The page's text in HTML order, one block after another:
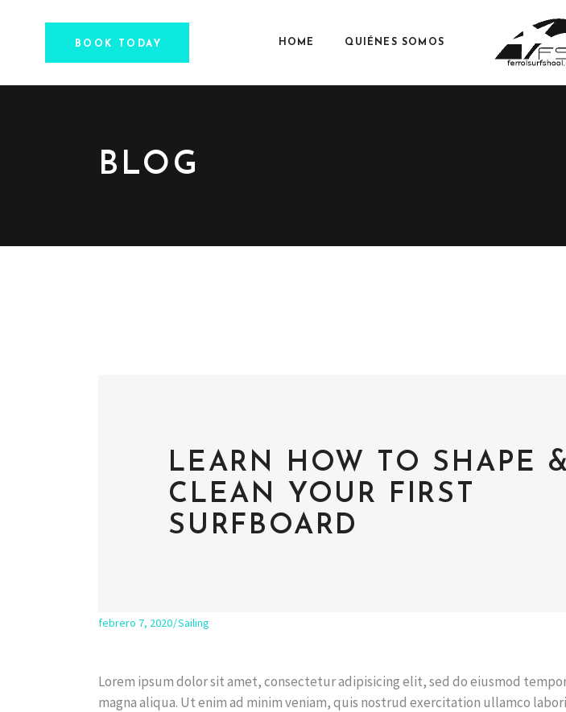
BOOK TODAY HOME QUIÉNES SOMOS
BLOG
LEARN HOW TO SHAPE
CLEAN YOUR FIRST
SURFBOARD
febrero 7, 2020 Sailing
Lorem ipsum dolor sit amet, consectetur adipisicing elit, sed do eiusmod
magna aliqua. Ut enim ad minim veniam, quis nostrud exercitation ullamco